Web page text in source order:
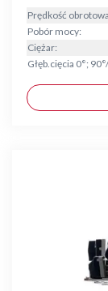
Prędkość
Pobór mocy:
Ciężar:
Głęb.cięcia 0°;